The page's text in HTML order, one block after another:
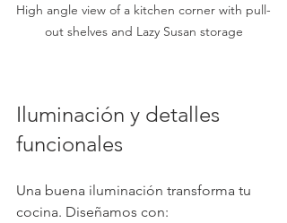
High angle view of a kitchen corner with pull-
out shelves and Lazy Susan storage
Iluminación y detalles
funcionales
Una buena iluminación transforma tu
cocina. Diseñamos con: